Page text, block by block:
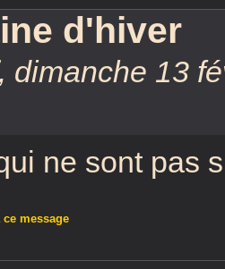
d'hiver
dimanche 13
ne sont pas
message